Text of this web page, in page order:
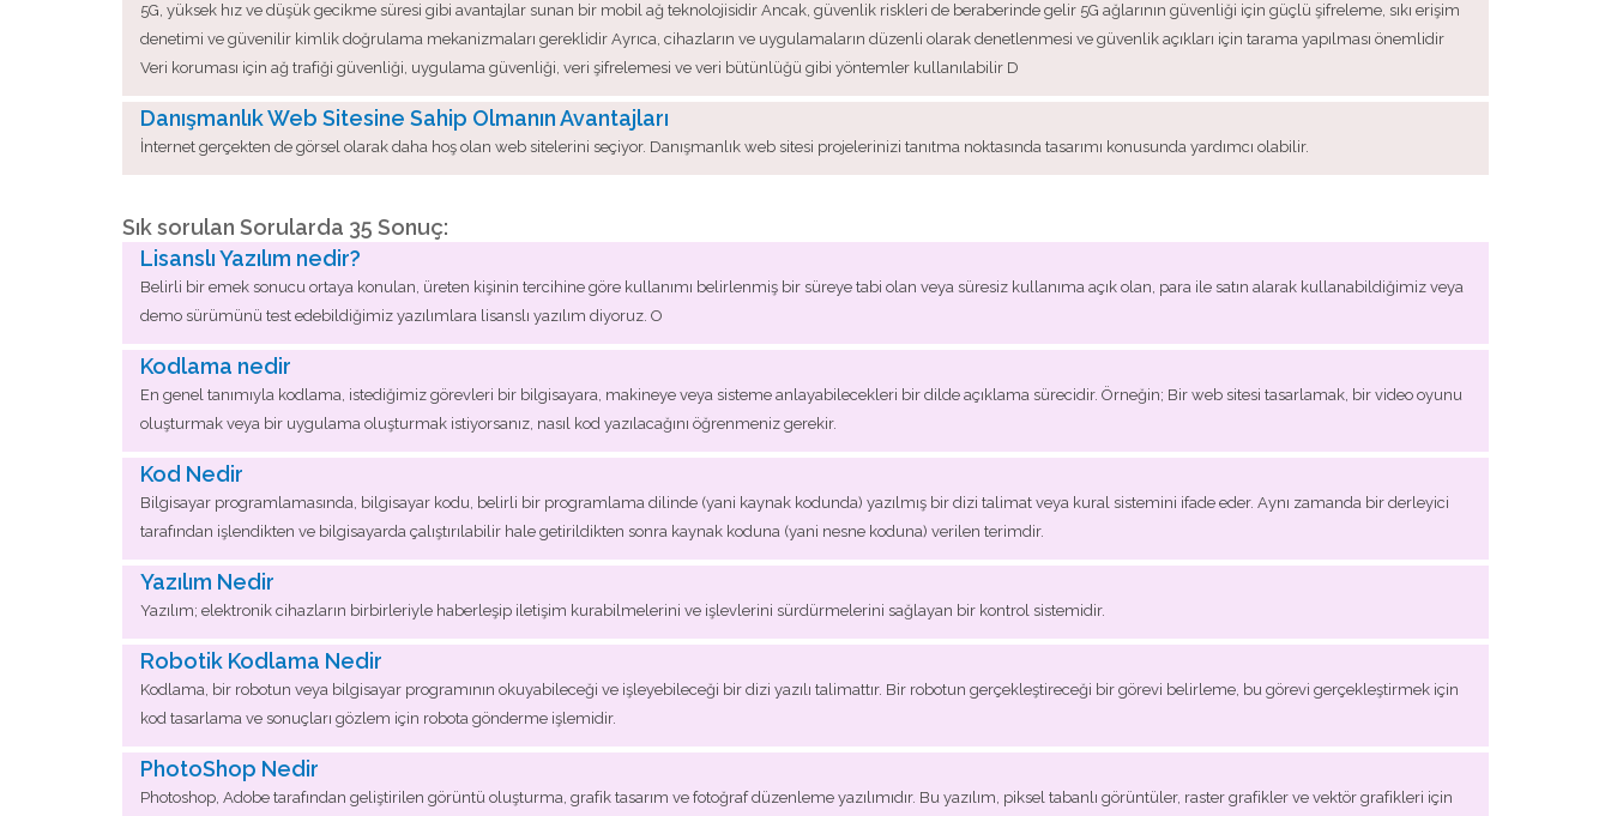
5G, yüksek hız ve düşük gecikme süresi gibi avantajlar sunan bir mobil ağ teknolojisidir Ancak, güvenlik riskleri de beraberinde gelir 5G ağlarının güvenliği için güçlü şifreleme, sıkı erişim
denetimi ve güvenilir kimlik doğrulama mekanizmaları gereklidir Ayrıca, cihazların ve uygulamaların düzenli olarak denetlenmesi ve güvenlik açıkları için tarama yapılması önemlidir
Veri koruması için ağ trafiği güvenliği, uygulama güvenliği, veri şifrelemesi ve veri bütünlüğü gibi yöntemler kullanılabilir D
Danışmanlık Web Sitesine Sahip Olmanın Avantajları
İnternet gerçekten de görsel olarak daha hoş olan web sitelerini seçiyor. Danışmanlık web sitesi projelerinizi tanıtma noktasında tasarımı konusunda yardımcı olabilir.
Sık sorulan Sorularda 35 Sonuç:
Lisanslı Yazılım nedir?
Belirli bir emek sonucu ortaya konulan, üreten kişinin tercihine göre kullanımı belirlenmiş bir süreye tabi olan veya süresiz kullanıma açık olan, para ile satın alarak kullanabildiğimiz veya
demo sürümünü test edebildiğimiz yazılımlara lisanslı yazılım diyoruz. O
Kodlama nedir
En genel tanımıyla kodlama, istediğimiz görevleri bir bilgisayara, makineye veya sisteme anlayabilecekleri bir dilde açıklama sürecidir. Örneğin; Bir web sitesi tasarlamak, bir video oyunu
oluşturmak veya bir uygulama oluşturmak istiyorsanız, nasıl kod yazılacağını öğrenmeniz gerekir.
Kod Nedir
Bilgisayar programlamasında, bilgisayar kodu, belirli bir programlama dilinde (yani kaynak kodunda) yazılmış bir dizi talimat veya kural sistemini ifade eder. Aynı zamanda bir derleyici
tarafından işlendikten ve bilgisayarda çalıştırılabilir hale getirildikten sonra kaynak koduna (yani nesne koduna) verilen terimdir.
Yazılım Nedir
Yazılım; elektronik cihazların birbirleriyle haberleşip iletişim kurabilmelerini ve işlevlerini sürdürmelerini sağlayan bir kontrol sistemidir.
Robotik Kodlama Nedir
Kodlama, bir robotun veya bilgisayar programının okuyabileceği ve işleyebileceği bir dizi yazılı talimattır. Bir robotun gerçekleştireceği bir görevi belirleme, bu görevi gerçekleştirmek için
kod tasarlama ve sonuçları gözlem için robota gönderme işlemidir.
PhotoShop Nedir
Photoshop, Adobe tarafından geliştirilen görüntü oluşturma, grafik tasarım ve fotoğraf düzenleme yazılımıdır. Bu yazılım, piksel tabanlı görüntüler, raster grafikler ve vektör grafikleri için